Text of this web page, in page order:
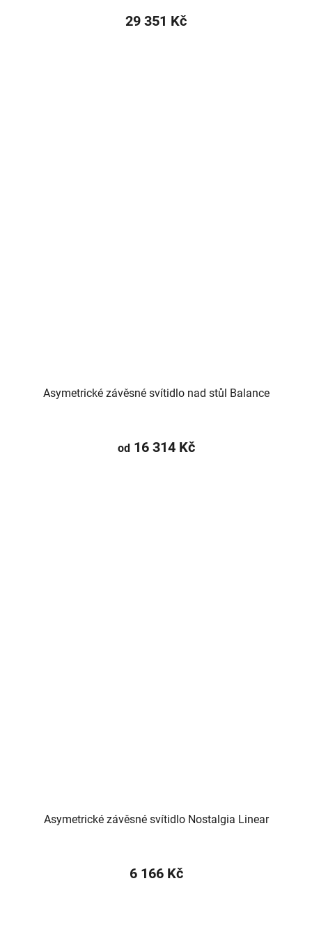
29 351 Kč
Asymetrické závěsné svítidlo nad stůl Balance
od16 314 Kč
Asymetrické závěsné svítidlo Nostalgia Linear
6 166 Kč